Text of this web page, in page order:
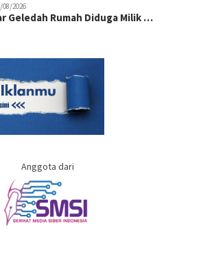
08/2026
Geledah Rumah Diduga Milik …
Anggota dari